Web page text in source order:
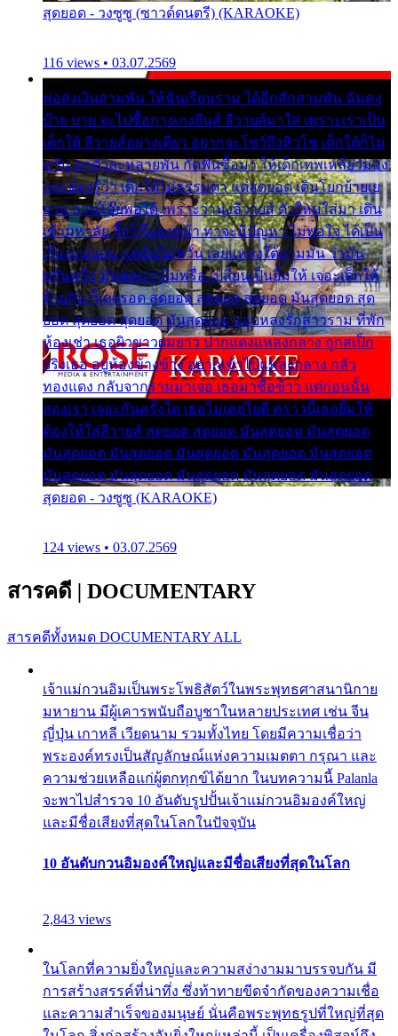
สุดยอด - วงซูซู (ซาวด์ดนตรี) (KARAOKE)
116 views • 03.07.2569
พ่อส่งเงินสามพัน ให้ฉันเรียนราม ได้อีกสักสามพัน ฉันคง
บ๊าย บาย จะไปซื้อกางเกงยีนส์ ลีวายส์มาใส่ เพราะเราเป็น
เด็กใต้ ลีวายส์อย่างเดียว อยากจะโชว์ถึงหิวโซ เด็กใต้ก็ไม่
หวั่น ตกตัวละหลายพัน กัดฟันซื้อมา ให้เด็กเทพเหลียวมอง
และต้องรู้ว่า เด็กใต้ไม่ธรรมดา แต่สุดยอด เดินโยกย้ายเย
ยวน กวนโอ๊ยพอได้ เพราะว่านุ่งลีวายส์ ตัวใหม่ใส่มา เดิน
เข้ามหาลัย จิ๊กโก๊มองหน้า ท่าจะมีปัญหา ไม่พอใจ ได้เป็น
เรื่องแน่นอน แต่ฉันไม่หวั่น เลยแหลงใต้ถามมัน ว่ามัน
พรั่นพรือ มันตอบว่าไม่พรื่อ เปลี่ยนเป็นยิ้มให้ เจอะเด็กใต้
ด้วยกัน ก็เลยรอด สุดยอด สุดยอด สุดยอด มันสุดยอด สุด
ยอด สุดยอด สุดยอด มันสุดยอด แอบหลงรักสาวราม ที่พัก
ห้องเช่า เธอผิวขาวผมยาว ปากแดงแหลงกลาง ถูกสเป็ก
จริงเธอ อยู่ห้องข้างข้าง อยากเข้าไปแหลงกลาง กลัว
ทองแดง กลับจากรามมาเจอ เธอมาซื้อข้าว แต่ก่อนนั้น
สองเรา เจอะกันครั้งใด เธอไม่เคยไยดี คราวนี้เธอยิ้มให้
ต้องให้ใส่ลีวายส์ สุดยอด สุดยอด มันสุดยอด มันสุดยอด
มันสุดยอด มันสุดยอด มันสุดยอด มันสุดยอด มันสุดยอด
มันสุดยอด มันสุดยอด มันสุดยอด มันสุดยอด มันสุดยอด
สุดยอด - วงซูซู (KARAOKE)
124 views • 03.07.2569
สารคดี | DOCUMENTARY
สารคดีทั้งหมด DOCUMENTARY ALL
เจ้าแม่กวนอิมเป็นพระโพธิสัตว์ในพระพุทธศาสนานิกาย
มหายาน มีผู้เคารพนับถือบูชาในหลายประเทศ เช่น จีน
ญี่ปุ่น เกาหลี เวียดนาม รวมทั้งไทย โดยมีความเชื่อว่า
พระองค์ทรงเป็นสัญลักษณ์แห่งความเมตตา กรุณา และ
ความช่วยเหลือแก่ผู้ตกทุกข์ได้ยาก ในบทความนี้ Palanla
จะพาไปสำรวจ 10 อันดับรูปปั้นเจ้าแม่กวนอิมองค์ใหญ่
และมีชื่อเสียงที่สุดในโลกในปัจจุบัน
10 อันดับกวนอิมองค์ใหญ่และมีชื่อเสียงที่สุดในโลก
2,843 views
ในโลกที่ความยิ่งใหญ่และความสง่างามมาบรรจบกัน มี
การสร้างสรรค์ที่น่าทึ่ง ซึ่งท้าทายขีดจำกัดของความเชื่อ
และความสำเร็จของมนุษย์ นั่นคือพระพุทธรูปที่ใหญ่ที่สุด